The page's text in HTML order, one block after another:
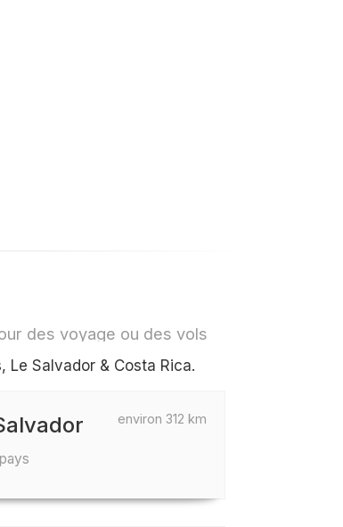
des voyage ou des vols
Salvador & Costa Rica.
environ 312 km